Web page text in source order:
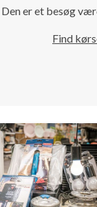
Den er et besøg
Find